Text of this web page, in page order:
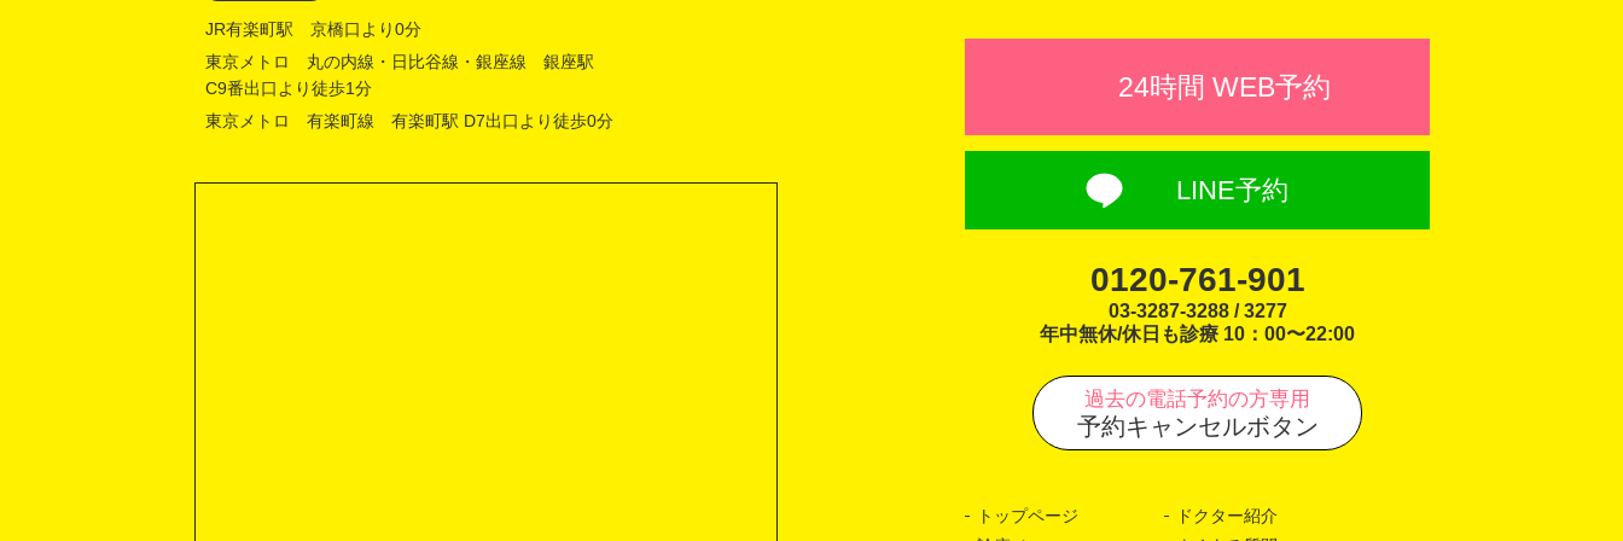
JR有楽町駅 京橋口より0分
東京メトロ 丸の内線・日比谷線・銀座線 銀座駅
C9番出口より徒歩1分
東京メトロ 有楽町線 有楽町駅 D7出口より徒歩0分
24時間 WEB予約
LINE予約
0120-761-901
03-3287-3288 / 3277
年中無休/休日も診療 10：00〜22:00
過去の電話予約の方専用
予約キャンセルボタン
トップページ
ドクター紹介